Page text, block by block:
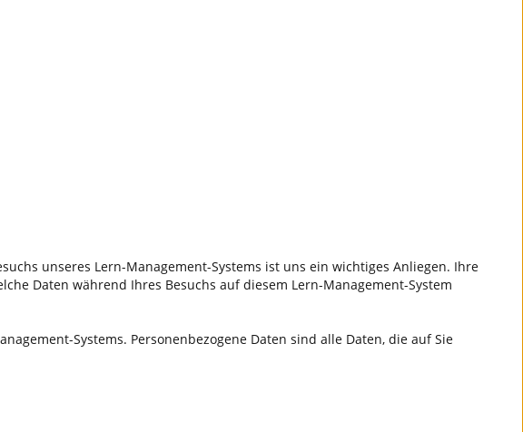
unseres Lern-Management-Systems ist uns ein wichtiges Anliegen. Ihre
Daten während Ihres Besuchs auf diesem Lern-Management-System
Systems. Personenbezogene Daten sind alle Daten, die auf Sie